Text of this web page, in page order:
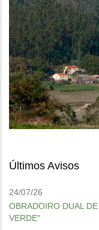
Últimos Avisos
24/07/26
OBRADOIRO DUAL
VERDE"